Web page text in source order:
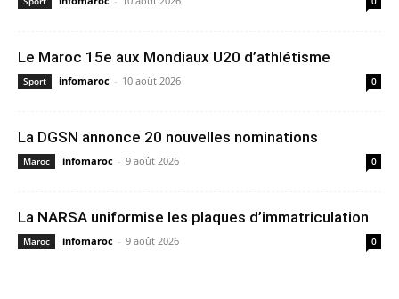
Le Maroc 15e aux Mondiaux U20 d’athlétisme
Sport infomaroc - 10 août 2026 0
La DGSN annonce 20 nouvelles nominations
Maroc infomaroc - 9 août 2026 0
La NARSA uniformise les plaques d’immatriculation
Maroc infomaroc - 9 août 2026 0